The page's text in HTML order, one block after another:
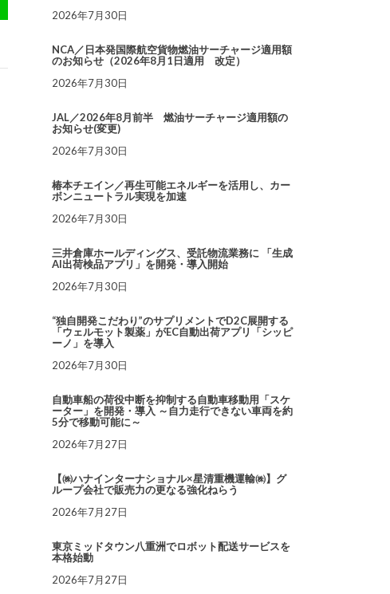
2026年7月30日
NCA／日本発国際航空貨物燃油サーチャージ適用額
のお知らせ（2026年8月1日適用 改定）
2026年7月30日
JAL／2026年8月前半 燃油サーチャージ適用額の
お知らせ(変更)
2026年7月30日
椿本チエイン／再生可能エネルギーを活用し、カー
ボンニュートラル実現を加速
2026年7月30日
三井倉庫ホールディングス、受託物流業務に 「生成
AI出荷検品アプリ」を開発・導入開始
2026年7月30日
“独自開発こだわり”のサプリメントでD2C展開する
「ウェルモット製薬」がEC自動出荷アプリ「シッピ
ーノ」を導入
2026年7月30日
自動車船の荷役中断を抑制する自動車移動用「スケ
ーター」を開発・導入 ～自力走行できない車両を約
5分で移動可能に～
2026年7月27日
【㈱ハナインターナショナル×星清重機運輸㈱】グ
ループ会社で販売力の更なる強化ねらう
2026年7月27日
東京ミッドタウン八重洲でロボット配送サービスを
本格始動
2026年7月27日